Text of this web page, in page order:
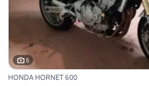
6
HONDA HORNET 600